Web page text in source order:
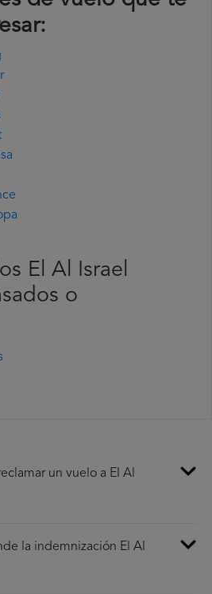
El Al Israel
o
un vuelo a El Al
la indemnización El Al